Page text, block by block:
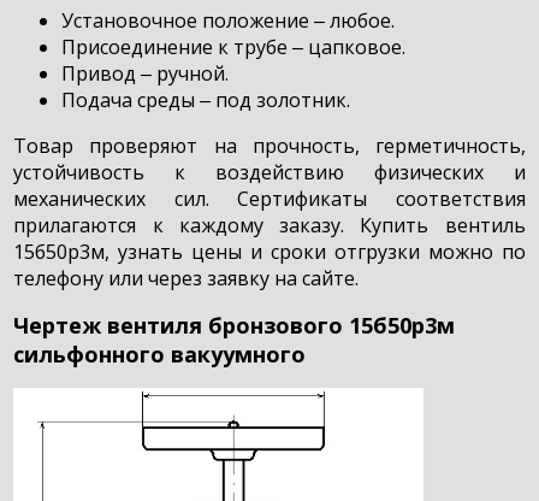
Установочное положение ‒ любое.
Присоединение к трубе ‒ цапковое.
Привод ‒ ручной.
Подача среды ‒ под золотник.
Товар проверяют на прочность, герметичность,
устойчивость к воздействию физических и
механических сил. Сертификаты соответствия
прилагаются к каждому заказу. Купить вентиль
15б50р3м, узнать цены и сроки отгрузки можно по
телефону или через заявку на сайте.
Чертеж вентиля бронзового 15б50р3м
сильфонного вакуумного